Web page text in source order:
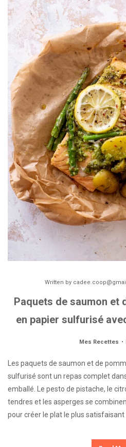
Written by
Paquets de saumon et
en papier sulfurisé
Mes Recettes
Les paquets de saumon et de
sulfurisé sont un repas complet
emballé. Le pesto de pistache, le
tendres et les asperges se
pour créer le plat le plus